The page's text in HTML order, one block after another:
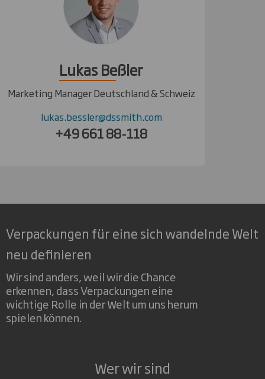
Lukas Beßler
Marketing Manager Deutschland & Schweiz
lukas.bessler@dssmith.com
+49 661 88-118
Verpackungen für eine sich wandelnde Welt
neu definieren
Wir sind anders, weil wir die Chance
erkennen, dass Verpackungen eine
wichtige Rolle in der Welt um uns herum
spielen können.
Wer wir sind